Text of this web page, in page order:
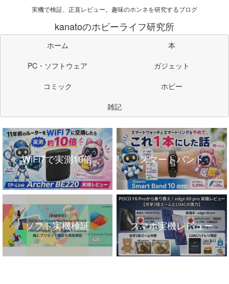
実機で検証、正直レビュー。趣味のホンネを研究するブログ
kanatoのホビーライフ研究所
ホーム
本
PC・ソフトウェア
ガジェット
コミック
ホビー
雑記
WiFi7で実測10倍 スマートバンド
ソフト実機検証 スマホ実機レビュー